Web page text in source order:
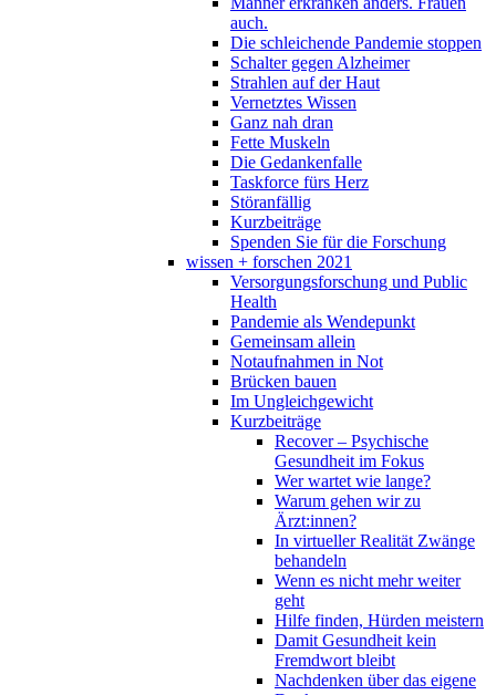
auch.
Die schleichende Pandemie stoppen
Schalter gegen Alzheimer
Strahlen auf der Haut
Vernetztes Wissen
Ganz nah dran
Fette Muskeln
Die Gedankenfalle
Taskforce fürs Herz
Störanfällig
Kurzbeiträge
Spenden Sie für die Forschung
wissen + forschen 2021
Versorgungsforschung und Public
Health
Pandemie als Wendepunkt
Gemeinsam allein
Notaufnahmen in Not
Brücken bauen
Im Ungleichgewicht
Kurzbeiträge
Recover – Psychische
Gesundheit im Fokus
Wer wartet wie lange?
Warum gehen wir zu
Ärzt:innen?
In virtueller Realität Zwänge
behandeln
Wenn es nicht mehr weiter
geht
Hilfe finden, Hürden meistern
Damit Gesundheit kein
Fremdwort bleibt
Nachdenken über das eigene